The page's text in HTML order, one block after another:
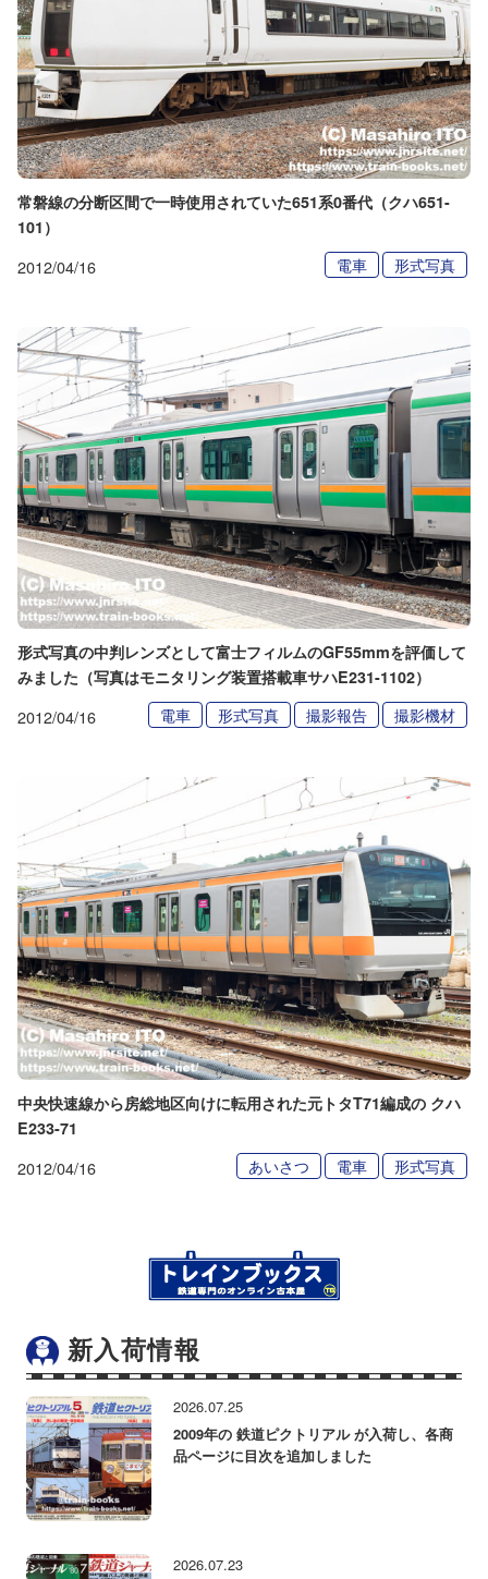
常磐線の分断区間で一時使用されていた651系0番代（クハ651-
101）
2012/04/16 電車 形式写真
形式写真の中判レンズとして富士フィルムのGF55mmを評価して
みました（写真はモニタリング装置搭載車サハE231-1102）
2012/04/16 電車 形式写真 撮影報告 撮影機材
中央快速線から房総地区向けに転用された元トタT71編成の クハ
E233-71
2012/04/16 あいさつ 電車 形式写真
新入荷情報
2026.07.25
2009年の 鉄道ピクトリアル が入荷し、各商
品ページに目次を追加しました
2026.07.23